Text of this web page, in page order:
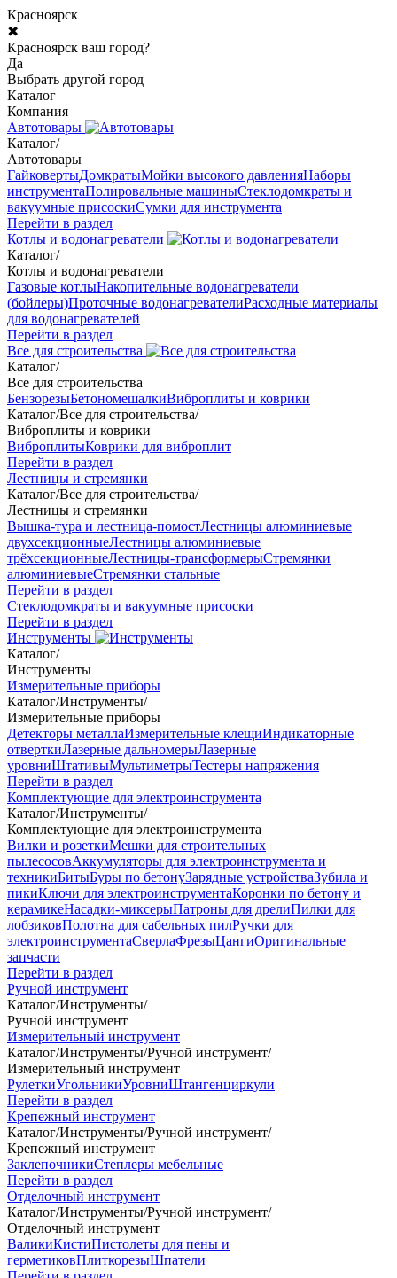
Красноярск
✖
Красноярск ваш город?
Да
Выбрать другой город
Каталог
Компания
Автотовары
Каталог/
Автотовары
ГайковертыДомкратыМойки высокого давленияНаборы
инструментаПолировальные машиныСтеклодомкраты и
вакуумные присоскиСумки для инструмента
Перейти в раздел
Котлы и водонагреватели
Каталог/
Котлы и водонагреватели
Газовые котлыНакопительные водонагреватели
(бойлеры)Проточные водонагревателиРасходные материалы
для водонагревателей
Перейти в раздел
Все для строительства
Каталог/
Все для строительства
БензорезыБетономешалкиВиброплиты и коврики
Каталог/Все для строительства/
Виброплиты и коврики
ВиброплитыКоврики для виброплит
Перейти в раздел
Лестницы и стремянки
Каталог/Все для строительства/
Лестницы и стремянки
Вышка-тура и лестница-помостЛестницы алюминиевые
двухсекционныеЛестницы алюминиевые
трёхсекционныеЛестницы-трансформерыСтремянки
алюминиевыеСтремянки стальные
Перейти в раздел
Стеклодомкраты и вакуумные присоски
Перейти в раздел
Инструменты
Каталог/
Инструменты
Измерительные приборы
Каталог/Инструменты/
Измерительные приборы
Детекторы металлаИзмерительные клещиИндикаторные
отверткиЛазерные дальномерыЛазерные
уровниШтативыМультиметрыТестеры напряжения
Перейти в раздел
Комплектующие для электроинструмента
Каталог/Инструменты/
Комплектующие для электроинструмента
Вилки и розеткиМешки для строительных
пылесосовАккумуляторы для электроинструмента и
техникиБитыБуры по бетонуЗарядные устройстваЗубила и
пикиКлючи для электроинструментаКоронки по бетону и
керамикеНасадки-миксерыПатроны для дрелиПилки для
лобзиковПолотна для сабельных пилРучки для
электроинструментаСверлаФрезыЦангиОригинальные
запчасти
Перейти в раздел
Ручной инструмент
Каталог/Инструменты/
Ручной инструмент
Измерительный инструмент
Каталог/Инструменты/Ручной инструмент/
Измерительный инструмент
РулеткиУгольникиУровниШтангенциркули
Перейти в раздел
Крепежный инструмент
Каталог/Инструменты/Ручной инструмент/
Крепежный инструмент
ЗаклепочникиСтеплеры мебельные
Перейти в раздел
Отделочный инструмент
Каталог/Инструменты/Ручной инструмент/
Отделочный инструмент
ВаликиКистиПистолеты для пены и
герметиковПлиткорезыШпатели